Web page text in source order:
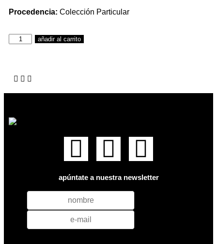
Procedencia: Colección Particular
añadir al carrito
apúntate a nuestra newsletter